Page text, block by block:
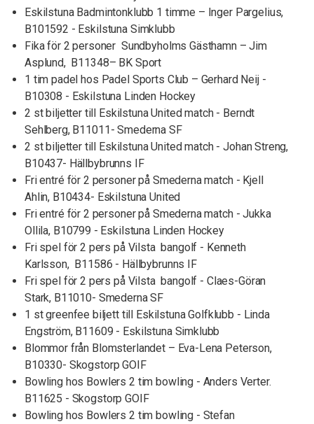
Eskilstuna Badmintonklubb 1 timme – Inger Pargelius,
B101592 - Eskilstuna Simklubb
Fika för 2 personer Sundbyholms Gästhamn – Jim
Asplund, B11348– BK Sport
1 tim padel hos Padel Sports Club – Gerhard Neij -
B10308 - Eskilstuna Linden Hockey
2 st biljetter till Eskilstuna United match - Berndt
Sehlberg, B11011- Smederna SF
2 st biljetter till Eskilstuna United match - Johan Streng,
B10437- Hällbybrunns IF
Fri entré för 2 personer på Smederna match - Kjell
Ahlin, B10434- Eskilstuna United
Fri entré för 2 personer på Smederna match - Jukka
Ollila, B10799 - Eskilstuna Linden Hockey
Fri spel för 2 pers på Vilsta bangolf - Kenneth
Karlsson, B11586 - Hällbybrunns IF
Fri spel för 2 pers på Vilsta bangolf - Claes-Göran
Stark, B11010- Smederna SF
1 st greenfee biljett till Eskilstuna Golfklubb - Linda
Engström, B11609 - Eskilstuna Simklubb
Blommor från Blomsterlandet – Eva-Lena Peterson,
B10330- Skogstorp GOIF
Bowling hos Bowlers 2 tim bowling - Anders Verter.
B11625 - Skogstorp GOIF
Bowling hos Bowlers 2 tim bowling - Stefan